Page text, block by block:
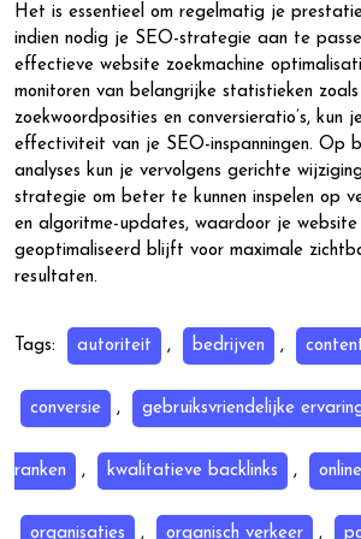
Het is essentieel om regelmatig je
indien nodig je SEO-strategie aan te
effectieve website zoekmachine
monitoren van belangrijke statistieken
zoekwoordposities en conversieratio’s, kun
effectiviteit van je SEO-inspanningen. Op
analyses kun je vervolgens gerichte
strategie om beter te kunnen inspelen op
en algoritme-updates, waardoor je website
geoptimaliseerd blijft voor maximale
resultaten.
Tags: autoriteit , bedrijven ,
conversie , gebruiksvriendelijke
ranken , kwalitatieve backlinks ,
organisaties , organisch verkeer ,